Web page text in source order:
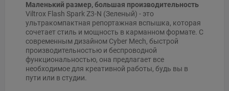
Маленький размер, большая производительность
Viltrox Flash Spark Z3-N (Зеленый) - это
ультракомпактная репортажная вспышка, которая
сочетает стиль и мощность в карманном формате. С
современным дизайном Cyber Mech, быстрой
производительностью и беспроводной
функциональностью, она предлагает все
необходимое для креативной работы, будь вы в
пути или в студии.